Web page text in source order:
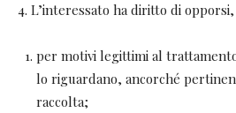
4. L’interessato ha diritto di
per motivi legittimi al
lo riguardano, ancorché
raccolta;